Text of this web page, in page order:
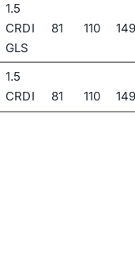
1.5
CRDI
GLS
81 110
1.5
CRDI
GLS
81 110